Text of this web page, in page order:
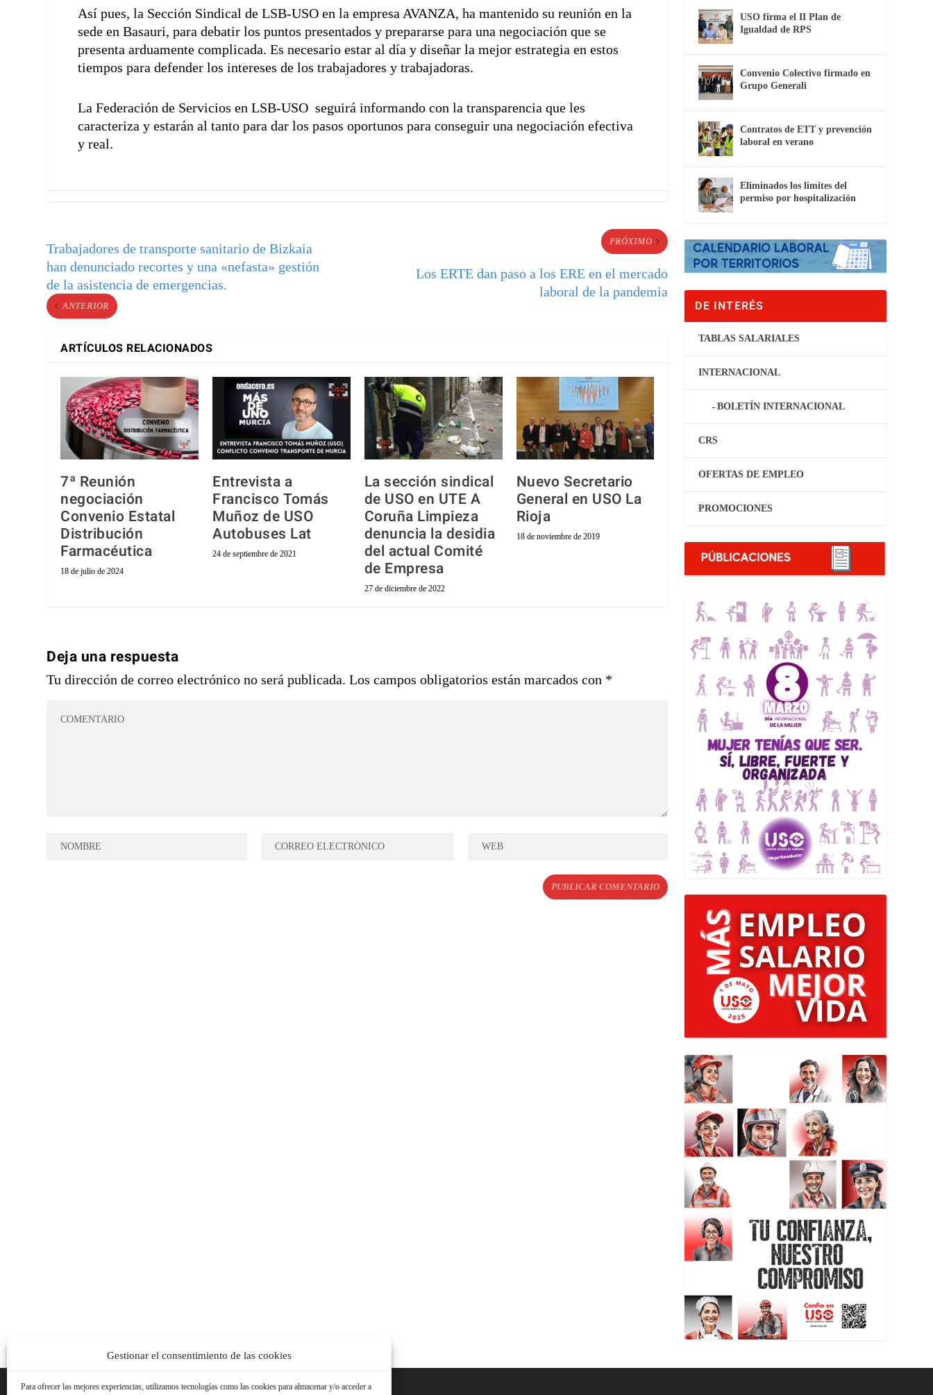
Gestionar el consentimiento de las cookies
Para ofrecer las mejores experiencias, utilizamos tecnologías como las cookies para almacenar y/o acceder a
Así pues, la Sección Sindical de LSB-USO en la empresa AVANZA, ha mantenido su reunión en la
sede en Basauri, para debatir los puntos presentados y prepararse para una negociación que se
presenta arduamente complicada. Es necesario estar al día y diseñar la mejor estrategia en estos
tiempos para defender los intereses de los trabajadores y trabajadoras.
La Federación de Servicios en LSB-USO seguirá informando con la transparencia que les
caracteriza y estarán al tanto para dar los pasos oportunos para conseguir una negociación efectiva
y real.
Trabajadores de transporte sanitario de Bizkaia
han denunciado recortes y una «nefasta» gestión
de la asistencia de emergencias.
ANTERIOR
PRÓXIMO
Los ERTE dan paso a los ERE en el mercado
laboral de la pandemia
ARTÍCULOS RELACIONADOS
7ª Reunión
negociación
Convenio Estatal
Distribución
Farmacéutica
18 de julio de 2024
Entrevista a
Francisco Tomás
Muñoz de USO
Autobuses Lat
24 de septiembre de 2021
La sección sindical
de USO en UTE A
Coruña Limpieza
denuncia la desidia
del actual Comité
de Empresa
27 de diciembre de 2022
Nuevo Secretario
General en USO La
Rioja
18 de noviembre de 2019
Deja una respuesta
Tu dirección de correo electrónico no será publicada. Los campos obligatorios están marcados con *
USO firma el II Plan de
Igualdad de RPS
Convenio Colectivo firmado en
Grupo Generali
Contratos de ETT y prevención
laboral en verano
Eliminados los límites del
permiso por hospitalización
DE INTERÉS
TABLAS SALARIALES
INTERNACIONAL
BOLETÍN INTERNACIONAL
CRS
OFERTAS DE EMPLEO
PROMOCIONES